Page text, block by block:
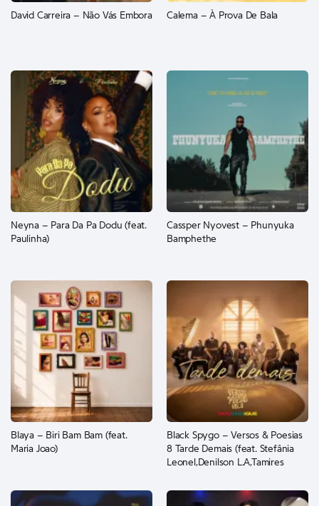
David Carreira – Não Vás Embora Calema – À Prova De Bala
Neyna – Para Da Pa Dodu (feat.
Paulinha)
Cassper Nyovest – Phunyuka
Bamphethe
Blaya – Biri Bam Bam (feat.
Maria Joao)
Black Spygo – Versos & Poesias
8 Tarde Demais (feat. Stefânia
Leonel,Denilson L.A,Tamires
Cuambe,TYKID e Viper Toy)